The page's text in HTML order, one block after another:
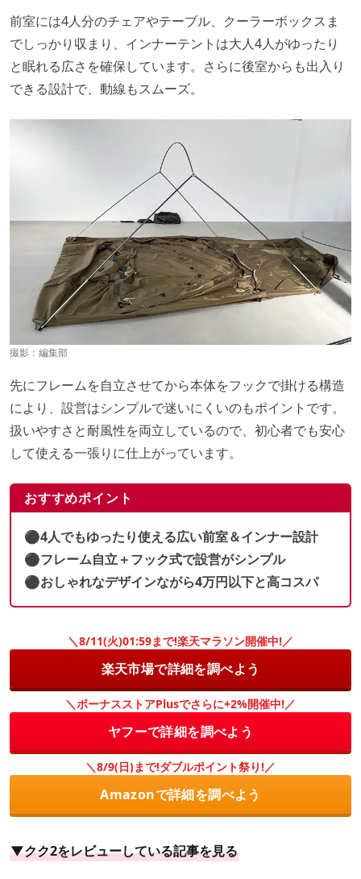
前室には4人分のチェアやテーブル、クーラーボックスま
でしっかり収まり、インナーテントは大人4人がゆったり
と眠れる広さを確保しています。さらに後室からも出入り
できる設計で、動線もスムーズ。
撮影：編集部
先にフレームを自立させてから本体をフックで掛ける構造
により、設営はシンプルで迷いにくいのもポイントです。
扱いやすさと耐風性を両立しているので、初心者でも安心
して使える一張りに仕上がっています。
おすすめポイント
⚫︎4人でもゆったり使える広い前室＆インナー設計
⚫︎フレーム自立＋フック式で設営がシンプル
⚫︎おしゃれなデザインながら4万円以下と高コスパ
＼8/11(火)01:59まで!楽天マラソン開催中!／
楽天市場で詳細を調べよう
＼ボーナスストアPlusでさらに+2%開催中!／
ヤフーで詳細を調べよう
＼8/9(日)まで!ダブルポイント祭り!／
Amazonで詳細を調べよう
▼クク2をレビューしている記事を見る